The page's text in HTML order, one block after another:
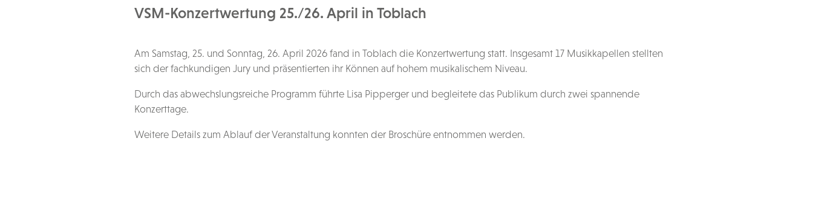
VSM-Konzertwertung 25./26. April in Toblach
Am Samstag, 25. und Sonntag, 26. April 2026 fand in Toblach die Konzertwertung statt. Insgesamt 17 Musikkapellen stellten
sich der fachkundigen Jury und präsentierten ihr Können auf hohem musikalischem Niveau.
Durch das abwechslungsreiche Programm führte Lisa Pipperger und begleitete das Publikum durch zwei spannende
Konzerttage.
Weitere Details zum Ablauf der Veranstaltung konnten der Broschüre entnommen werden.